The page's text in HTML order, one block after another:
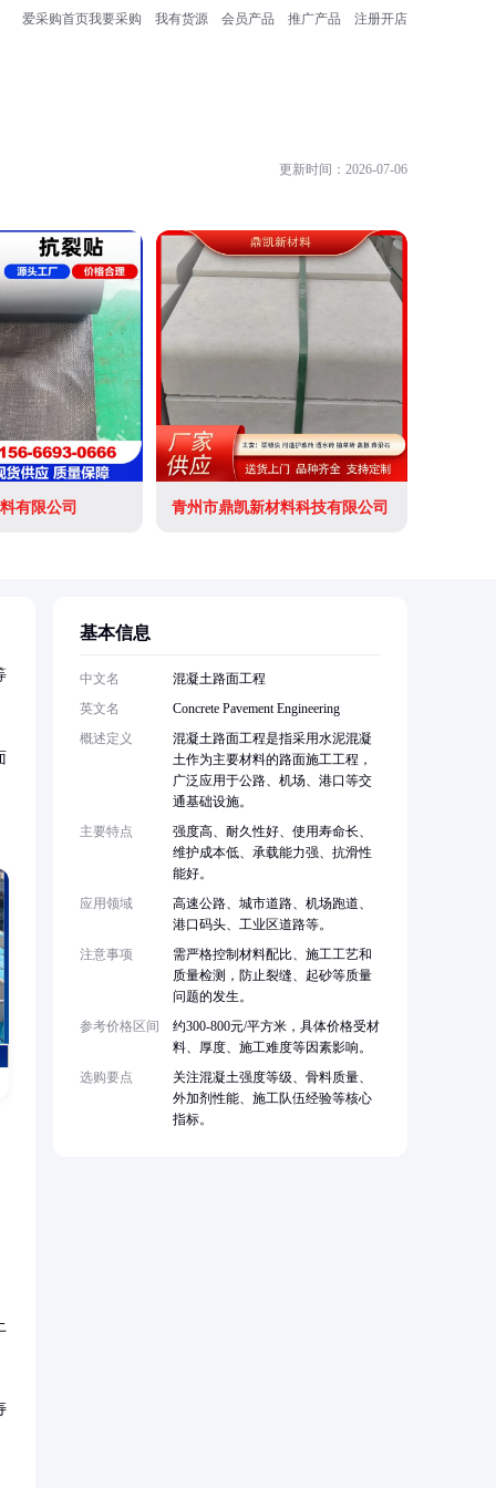
爱采购首页我要采购 我有货源 会员产品 推广产品 注册开店
更新时间：2026-07-06
有限公司 青州市鼎凯新材料科技有限公司
基本信息
中文名
混凝土路面工程
英文名
Concrete Pavement Engineering
概述定义
混凝土路面工程是指采用水泥混凝
土作为主要材料的路面施工工程，
广泛应用于公路、机场、港口等交
通基础设施。
主要特点
强度高、耐久性好、使用寿命长、
维护成本低、承载能力强、抗滑性
能好。
应用领域
高速公路、城市道路、机场跑道、
港口码头、工业区道路等。
注意事项
需严格控制材料配比、施工工艺和
质量检测，防止裂缝、起砂等质量
问题的发生。
参考价格区间
约300-800元/平方米，具体价格受材
料、厚度、施工难度等因素影响。
选购要点
关注混凝土强度等级、骨料质量、
外加剂性能、施工队伍经验等核心
指标。